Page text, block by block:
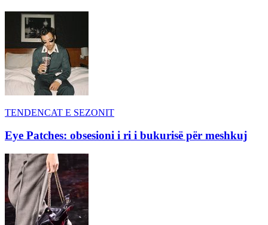
TENDENCAT E SEZONIT
Eye Patches: obsesioni i ri i bukurisë për meshkuj